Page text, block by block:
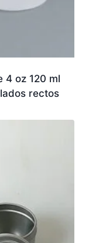
4 oz 120 ml
rectos